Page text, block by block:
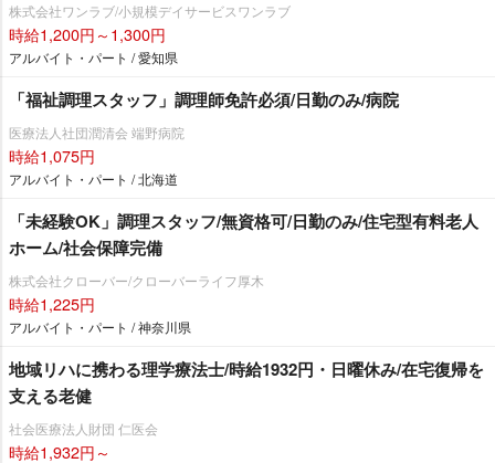
株式会社ワンラブ/小規模デイサービスワンラブ
時給1,200円～1,300円
アルバイト・パート / 愛知県
「福祉調理スタッフ」調理師免許必須/日勤のみ/病院
医療法人社団潤清会 端野病院
時給1,075円
アルバイト・パート / 北海道
「未経験OK」調理スタッフ/無資格可/日勤のみ/住宅型有料老人
ホーム/社会保障完備
株式会社クローバー/クローバーライフ厚木
時給1,225円
アルバイト・パート / 神奈川県
地域リハに携わる理学療法士/時給1932円・日曜休み/在宅復帰を
支える老健
社会医療法人財団 仁医会
時給1,932円～